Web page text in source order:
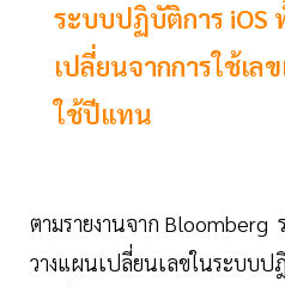
ระบบปฏิบัติการ iOS
เปลี่ยนจากการใช้เล
ใช้ปีแทน
ตามรายงานจาก Bloomberg
วางแผนเปลี่ยนเลขในระบบป